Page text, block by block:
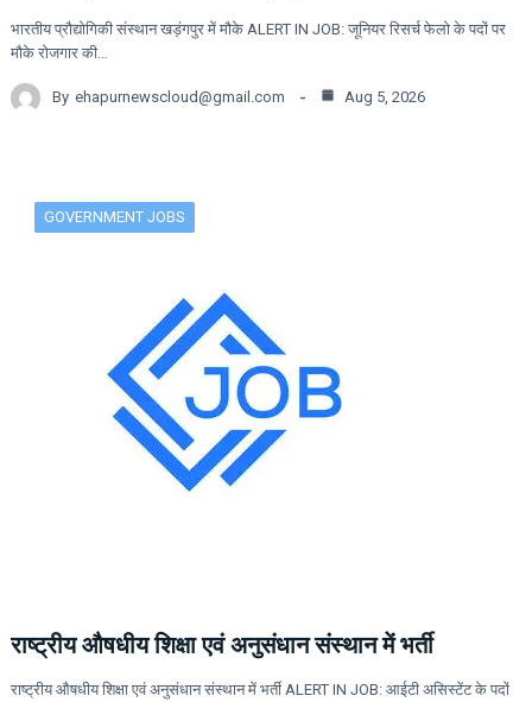
भारतीय प्रौद्योगिकी संस्थान खड़ंगपुर में मौके ALERT IN JOB: जूनियर रिसर्च फेलो के पदों पर
मौके रोजगार की…
By ehapurnewscloud@gmail.com Aug 5, 2026
GOVERNMENT JOBS
राष्ट्रीय औषधीय शिक्षा एवं अनुसंधान संस्थान में भर्ती
राष्ट्रीय औषधीय शिक्षा एवं अनुसंधान संस्थान में भर्ती ALERT IN JOB: आईटी असिस्टेंट के पदों